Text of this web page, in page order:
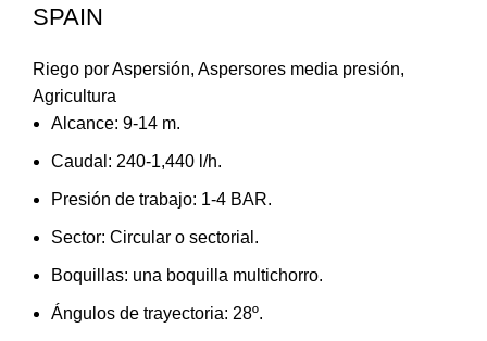
SPAIN
Riego por Aspersión, Aspersores media presión,
Agricultura
Alcance: 9-14 m.
Caudal: 240-1,440 l/h.
Presión de trabajo: 1-4 BAR.
Sector: Circular o sectorial.
Boquillas: una boquilla multichorro.
Ángulos de trayectoria: 28º.